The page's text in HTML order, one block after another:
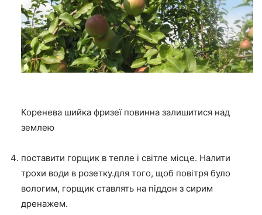
Коренева шийка фризеї повинна залишитися над
землею
поставити горщик в тепле і світле місце. Налити
трохи води в розетку.для того, щоб повітря було
вологим, горщик ставлять на піддон з сирим
дренажем.